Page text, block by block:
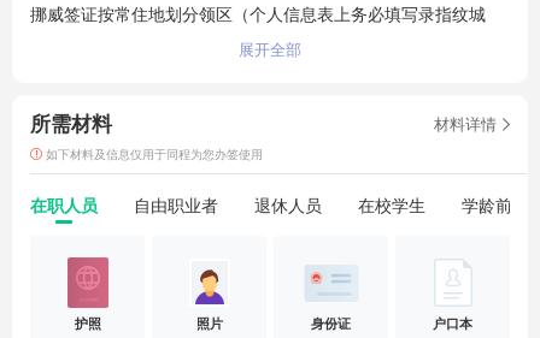
挪威签证按常住地划分领区（个人信息表上务必填写录指纹城
②北京领区：长期居住、工作地为北京、天津、黑龙江、吉林、
辽宁、河北、河南、山东、山西、陕西、甘肃、宁夏、青海、新
东、广西、海南、的申请人（可录制指纹城市：北京，沈阳，西
1、受理常住地和工作地为中国大陆的申请人；
2、如户籍所在地为非领区内，请提供现居住地有效的暂住证或
展开全部
所需材料 材料详情
如下材料及信息仅用于同程为您办签使用
在职人员 自由职业者 退休人员 在校学生 学龄前儿
护照 照片 身份证 户口本